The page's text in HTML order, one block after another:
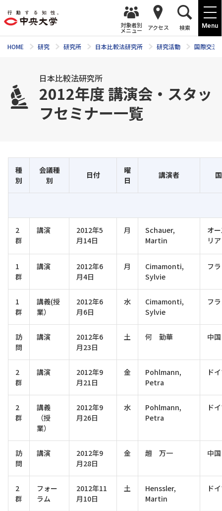
Menu
対象者別
メニュー アクセス 検索
HOME 研究 研究所 日本比較法研究所 研究活動 国際交流
日本比較法研究所
2012年度 講演会・スタッ
フセミナー一覧
種
別
会議種
別
日付
曜
日
講演者
2
群
講演
2012年5
月14日
月
Schauer,
Martin
オ
リア
1
群
講演
2012年6
月4日
月
Cimamonti,
Sylvie
フ
1
群
講義(授
業）
2012年6
月6日
水
Cimamonti,
Sylvie
フ
訪
問
講演
2012年6
月23日
土 何 勤華 中国
2
群
講演
2012年9
月21日
金
Pohlmann,
Petra
ド
2
群
講義
（授
業）
2012年9
月26日
水
Pohlmann,
Petra
ド
訪
問
講演
2012年9
月28日
金 趙 万一 中国
2
群
フォー
ラム
2012年11
月10日
土
Henssler,
Martin
ド